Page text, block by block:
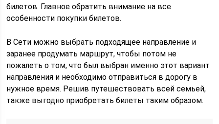
билетов. Главное обратить внимание на все
особенности покупки билетов.
В Сети можно выбрать подходящее направление и
заранее продумать маршрут, чтобы потом не
пожалеть о том, что был выбран именно этот вариант
направления и необходимо отправиться в дорогу в
нужное время. Решив путешествовать всей семьей,
также выгодно приобретать билеты таким образом.